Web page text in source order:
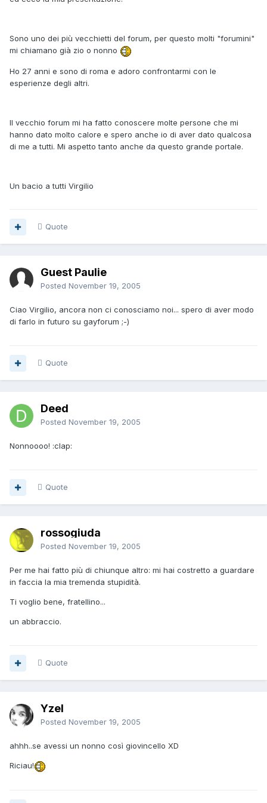
Sono uno dei più vecchietti del forum, per questo molti "forumini"
mi chiamano già zio o nonno
Ho 27 anni e sono di roma e adoro confrontarmi con le
esperienze degli altri.
Il vecchio forum mi ha fatto conoscere molte persone che mi
hanno dato molto calore e spero anche io di aver dato qualcosa
di me a tutti. Mi aspetto tanto anche da questo grande portale.
Un bacio a tutti Virgilio
Quote
Guest Paulie
Posted November 19, 2005
Ciao Virgilio, ancora non ci conosciamo noi... spero di aver modo
di farlo in futuro su gayforum ;-)
Quote
Deed
Posted November 19, 2005
Nonnoooo! :clap:
Quote
rossogiuda
Posted November 19, 2005
Per me hai fatto più di chiunque altro: mi hai costretto a guardare
in faccia la mia tremenda stupidità.
Ti voglio bene, fratellino...
un abbraccio.
Quote
Yzel
Posted November 19, 2005
ahhh..se avessi un nonno così giovincello XD
Riciau!